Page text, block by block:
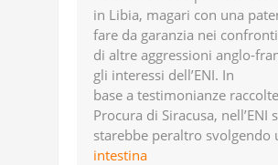
in Libia, magari con una
fare da garanzia nei confronti
di altre aggressioni anglo-
gli interessi dell’ENI. In
base a testimonianze
Procura di Siracusa, nell’ENI
starebbe peraltro svolgendo
intestina